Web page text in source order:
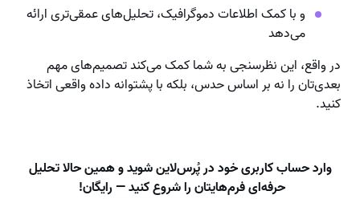
و با کمک اطلاعات دموگرافیک، تحلیل‌های عمقی‌تری ارائه
می‌دهد
در واقع، این نظرسنجی به شما کمک می‌کند تصمیم‌های مهم
بعدی‌تان را نه بر اساس حدس، بلکه با پشتوانه داده واقعی اتخاذ
کنید.
وارد حساب کاربری خود در پُرس‌لاین شوید و همین حالا تحلیل
حرفه‌ای فرم‌هایتان را شروع کنید — رایگان!